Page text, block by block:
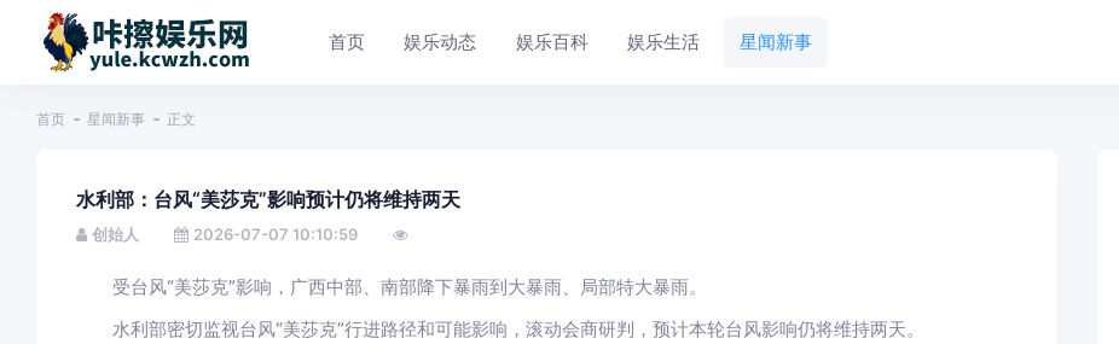
首页 娱乐动态 娱乐百科 娱乐生活 星闻新事
首页 星闻新事 正文
水利部：台风“美莎克”影响预计仍将维持两天
创始人 2026-07-07 10:10:59
受台风“美莎克”影响，广西中部、南部降下暴雨到大暴雨、局部特大暴雨。
水利部密切监视台风“美莎克”行进路径和可能影响，滚动会商研判，预计本轮台风影响仍将维持两天。